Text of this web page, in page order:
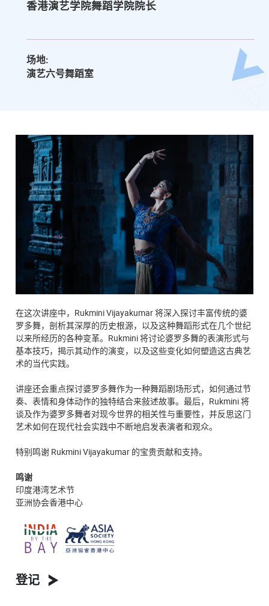
香港演艺学院舞蹈学院院长
场地:
演艺六号舞蹈室
在这次讲座中，Rukmini Vijayakumar 将深入探讨丰富传统的婆
罗多舞，剖析其深厚的历史根源，以及这种舞蹈形式在几个世纪
以来所经历的各种变革。Rukmini 将讨论婆罗多舞的表演形式与
基本技巧，揭示其动作的演变，以及这些变化如何塑造这古典艺
术的当代实践。
讲座还会重点探讨婆罗多舞作为一种舞蹈剧场形式，如何通过节
奏、表情和身体动作的独特结合来敍述故事。最后，Rukmini 将
谈及作为婆罗多舞者对现今世界的相关性与重要性，并反思这门
艺术如何在现代社会实践中不断地启发表演者和观众。
特别鸣谢 Rukmini Vijayakumar 的宝贵贡献和支持。
鸣谢
印度港湾艺术节
亚洲协会香港中心
登记